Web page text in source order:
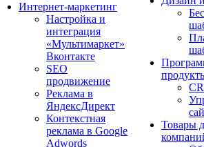
Интернет-маркетинг
Настройка и
интеграция
«Мультимаркет»
Вконтакте
SEO
продвижение
Реклама в
ЯндексДирект
Контекстная
реклама в Google
Adwords
Товары